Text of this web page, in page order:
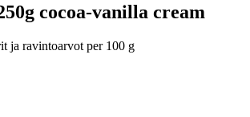
cocoa-vanilla cream
ja ravintoarvot per 100 g